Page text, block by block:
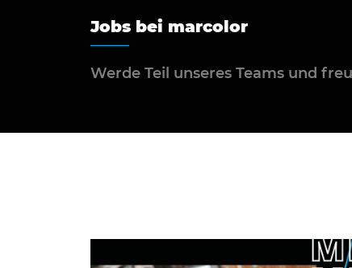
Jobs bei marcolor
Werde Teil unseres Teams und